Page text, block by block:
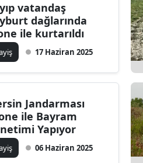
vatandaş
dağlarında
ile kurtarıldı
17 Haziran 2025
Jandarması
ile Bayram
Yapıyor
06 Haziran 2025